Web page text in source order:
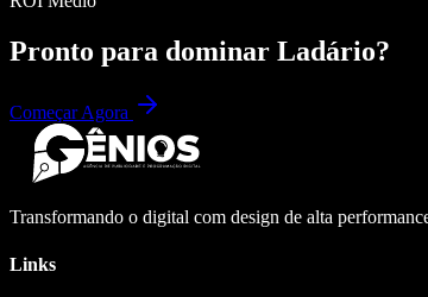
Pronto para dominar Ladário?
Começar Agora
Transformando o digital com design de alta
Links